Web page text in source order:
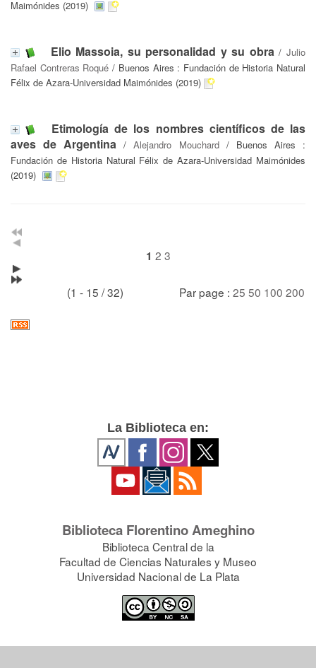
Maimónides (2019)
Elio Massoia, su personalidad y su obra/Julio
Rafael Contreras Roqué / Buenos Aires : Fundación de Historia Natural
Félix de Azara-Universidad Maimónides (2019)
Etimología de los nombres científicos de las
aves de Argentina /Alejandro Mouchard/ Buenos Aires :
Fundación de Historia Natural Félix de Azara-Universidad Maimónides
(2019)
1 2 3
(1 - 15 / 32) Par page : 25 50 100 200
La Biblioteca en:
Biblioteca Florentino Ameghino
Biblioteca Central de la
Facultad de Ciencias Naturales y Museo
Universidad Nacional de La Plata